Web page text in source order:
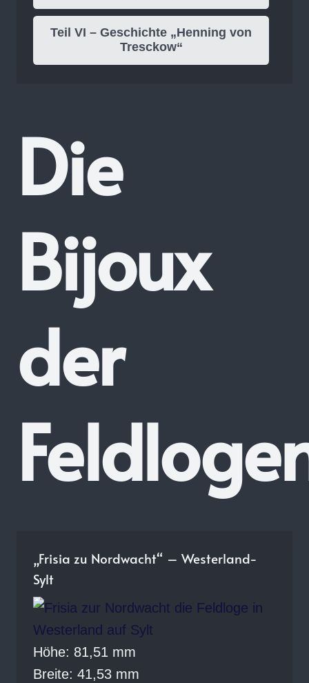
Teil VI – Geschichte „Henning von
Tresckow“
Die
Bijoux
der
„Frisia zu Nordwacht“ – Westerland-
Sylt
Höhe: 81,51 mm
Breite: 41,53 mm